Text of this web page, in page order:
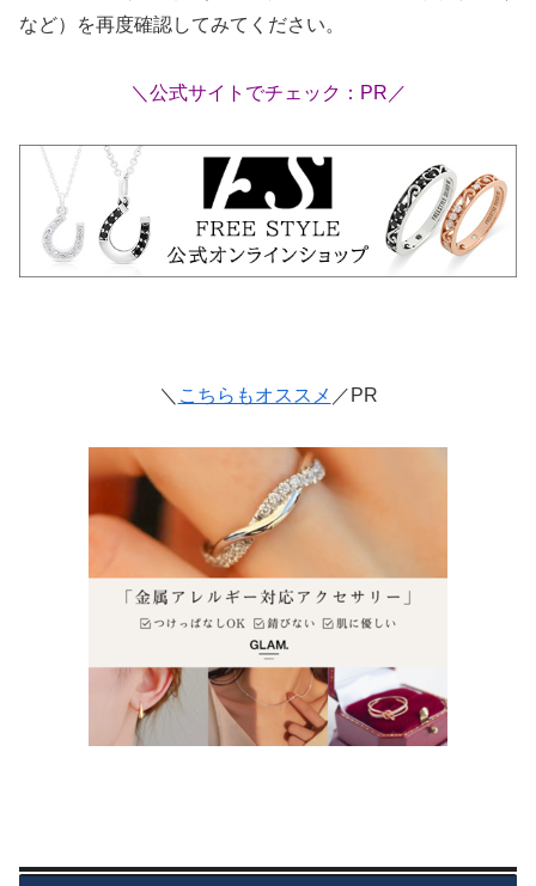
など）を再度確認してみてください。
＼公式サイトでチェック：PR／
＼ こちらもオススメ ／PR